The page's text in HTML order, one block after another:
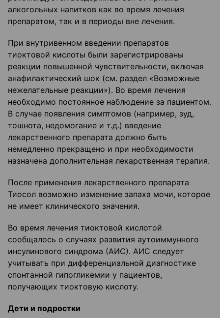
алкогольных напитков как во время лечения
препаратом, так и в периоды вне лечения.
При внутривенном введении препаратов
тиоктовой кислоты были зарегистрированы
реакции повышенной чувствительности, включая
анафилактический шок (см. раздел «Возможные
нежелательные реакции»). Во время лечения
необходимо постоянное наблюдение за пациентом.
В случае появления симптомов (например, зуд,
тошнота, недомогание и т.д.) введение
лекарственного препарата должно быть
немедленно прекращено и при необходимости
назначена дополнительная лекарственная терапия.
После применения лекарственного препарата
Тиосол возможно изменение запаха мочи, которое
не имеет клинического значения.
Во время лечения тиоктовой кислотой
сообщалось о случаях развития аутоиммунного
инсулинового синдрома (АИС). АИС следует
учитывать при дифференциальной диагностике
спонтанной гипогликемии у пациентов,
получающих тиоктовую кислоту.
Дети и подростки